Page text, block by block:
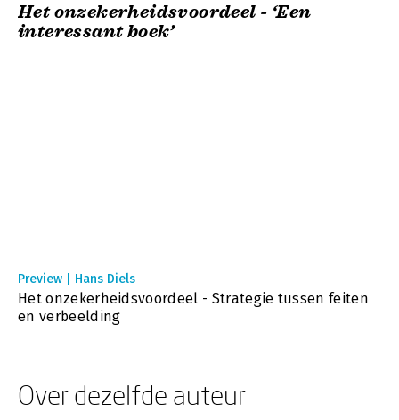
Het onzekerheidsvoordeel - ‘Een
interessant boek’
Preview | Hans Diels
Het onzekerheidsvoordeel - Strategie tussen feiten
en verbeelding
Over dezelfde auteur